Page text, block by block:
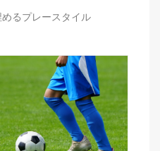
るプレースタイル